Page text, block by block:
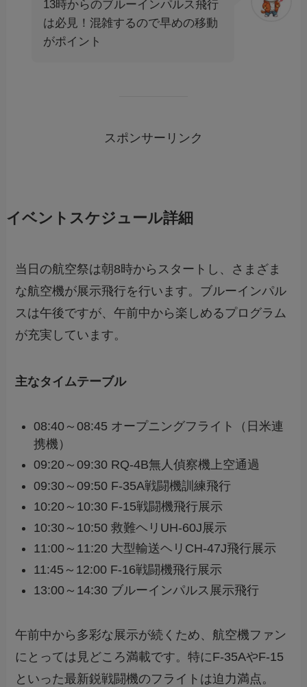
13時からのブルーインパルス飛行
は必見！混雑するので早めの移動
がポイント
スポンサーリンク
イベントスケジュール詳細
当日の航空祭は朝8時からスタートし、さまざま
な航空機が展示飛行を行います。ブルーインパル
スは午後ですが、午前中から楽しめるプログラム
が充実しています。
主なタイムテーブル
08:40～08:45 オープニングフライト（日米連
携機）
09:20～09:30 RQ-4B無人偵察機上空通過
09:30～09:50 F-35A戦闘機訓練飛行
10:20～10:30 F-15戦闘機飛行展示
10:30～10:50 救難ヘリUH-60J展示
11:00～11:20 大型輸送ヘリCH-47J飛行展示
11:45～12:00 F-16戦闘機飛行展示
13:00～14:30 ブルーインパルス展示飛行
午前中から多彩な展示が続くため、航空機ファン
にとっては見どころ満載です。特にF-35AやF-15
といった最新鋭戦闘機のフライトは迫力満点。